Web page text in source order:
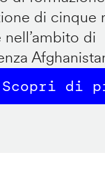
di cinque
nell’ambito di
Scopri di